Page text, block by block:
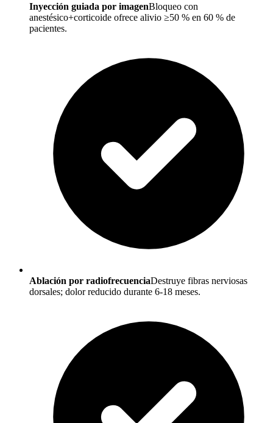
Inyección guiada por imagenBloqueo con
anestésico+corticoide ofrece alivio ≥50 % en 60 % de
pacientes.
Ablación por radiofrecuenciaDestruye fibras nerviosas
dorsales; dolor reducido durante 6-18 meses.